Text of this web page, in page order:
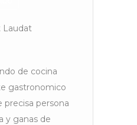
Laudat
de cocina
gastronomico
precisa persona
y ganas de